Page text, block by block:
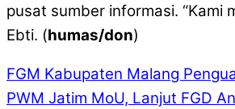
pusat sumber informasi. “Kami
Ebti. (humas/don)
FGM Kabupaten Malang
PWM Jatim MoU, Lanjut FGD